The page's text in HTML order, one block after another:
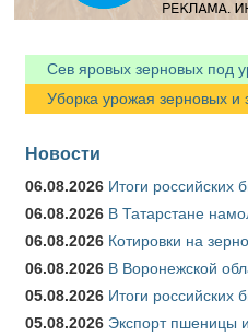
Сев яровых зерновых под
Уборка урожая зерновых и
Новости
06.08.2026 Итоги российских
06.08.2026 В Татарстане
06.08.2026 Котировки на
06.08.2026 В Воронежской
05.08.2026 Итоги российских
05.08.2026 Экспорт пшеницы